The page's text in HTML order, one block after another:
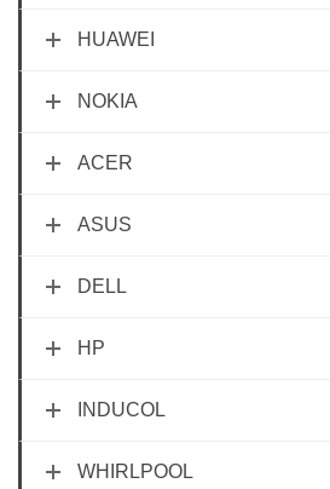
HUAWEI
NOKIA
ACER
ASUS
DELL
HP
INDUCOL
WHIRLPOOL